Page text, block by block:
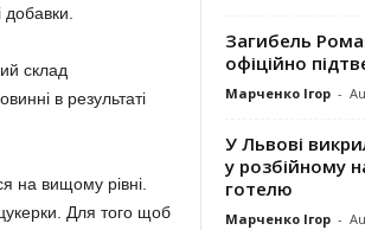
склад
в результаті
на вищому рівні.
Для того щоб
Загибель
офіційно
Марченко Ігор -
У Львові
у розбійному
готелю
Марченко Ігор -